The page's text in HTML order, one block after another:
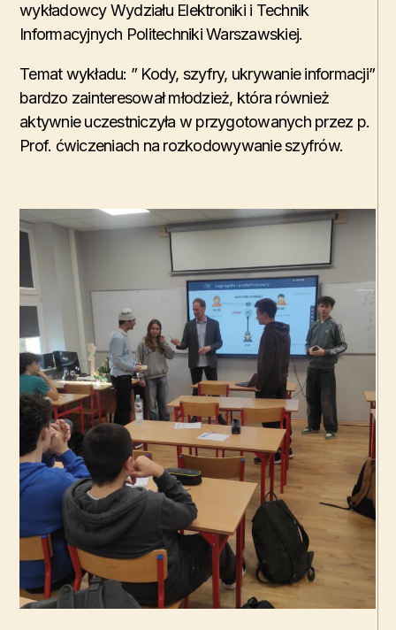
wykładowcy Wydziału Elektroniki i Technik
Informacyjnych Politechniki Warszawskiej.
Temat wykładu: ” Kody, szyfry, ukrywanie informacji”
bardzo zainteresował młodzież, która również
aktywnie uczestniczyła w przygotowanych przez p.
Prof. ćwiczeniach na rozkodowywanie szyfrów.